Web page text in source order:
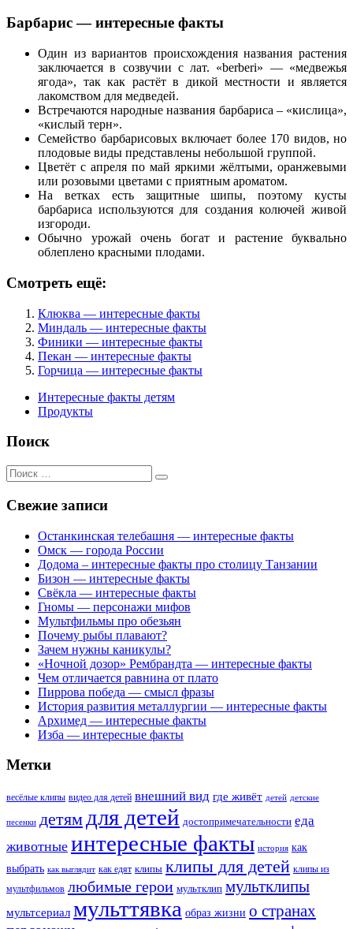
Барбарис — интересные факты
Один из вариантов происхождения названия растения
заключается в созвучии c лат. «berberi» — «медвежья
ягода», так как растёт в дикой местности и является
лакомством для медведей.
Встречаются народные названия барбариса – «кислица»,
«кислый терн».
Семейство барбарисовых включает более 170 видов, но
плодовые виды представлены небольшой группой.
Цветёт с апреля по май яркими жёлтыми, оранжевыми
или розовыми цветами с приятным ароматом.
На ветках есть защитные шипы, поэтому кусты
барбариса используются для создания колючей живой
изгороди.
Обычно урожай очень богат и растение буквально
облеплено красными плодами.
Смотреть ещё:
Клюква — интересные факты
Миндаль — интересные факты
Финики — интересные факты
Пекан — интересные факты
Горчица — интересные факты
Интересные факты детям
Продукты
Поиск
Поиск
для:
Свежие записи
Останкинская телебашня — интересные факты
Омск — города России
Додома – интересные факты про столицу Танзании
Бизон — интересные факты
Свёкла — интересные факты
Гномы — персонажи мифов
Мультфильмы про обезьян
Почему рыбы плавают?
Зачем нужны каникулы?
«Ночной дозор» Рембрандта — интересные факты
Чем отличается равнина от плато
Пиррова победа — смысл фразы
История развития металлургии — интересные факты
Архимед — интересные факты
Изба — интересные факты
Метки
весёлые клипы видео для детей внешний вид где живёт детей детские
песенки детям для детей достопримечательности еда
животные интересные факты история как
выбрать как выглядит как едят клипы клипы для детей клипы из
мультфильмов любимые герои мультклип мультклипы
мультсериал мульттявка образ жизни о странах